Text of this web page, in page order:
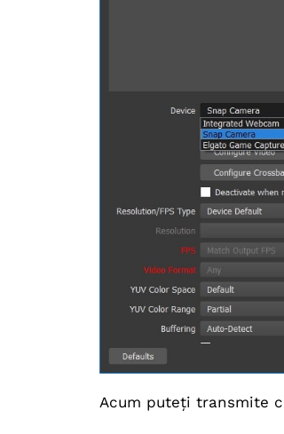
Acum puteți transmite